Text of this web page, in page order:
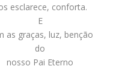
esclarece, conforta.
E
as graças, luz, benção
do
nosso Pai Eterno